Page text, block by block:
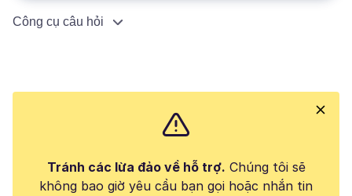
Công cụ câu hỏi
Tránh các lừa đảo về hỗ trợ. Chúng tôi sẽ
không bao giờ yêu cầu bạn gọi hoặc nhắn tin